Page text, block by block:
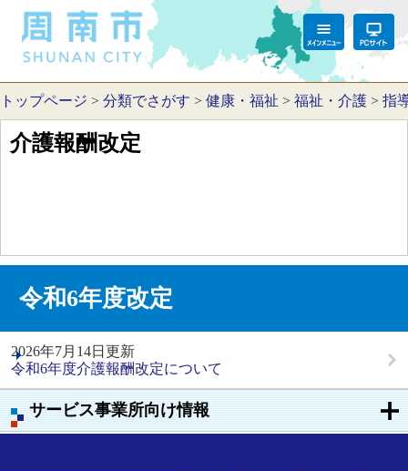
トップページ > 分類でさがす > 健康・福祉 > 福祉・介護 > 指
介護報酬改定
サービス事業所向け情報
令和6年度改定
2026年7月14日更新
令和6年度介護報酬改定について